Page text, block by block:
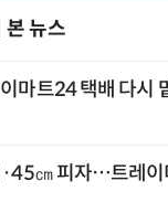
본 뉴스
마트24 택배 다시
㎝ 피자…트레이